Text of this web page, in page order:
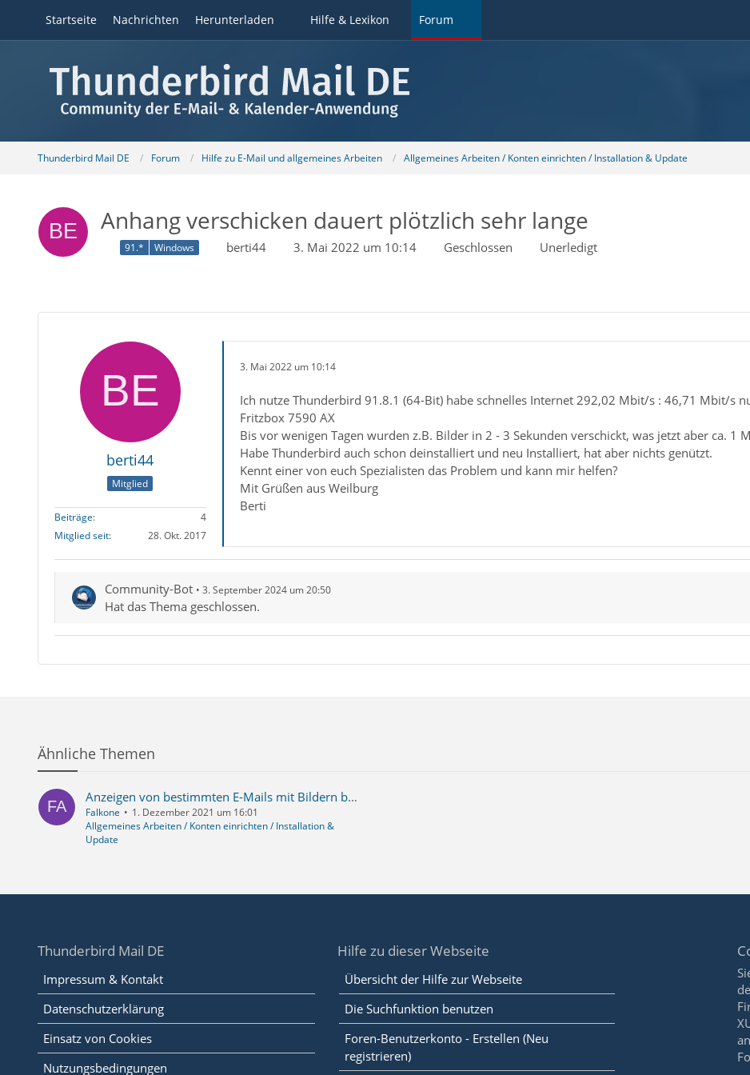
Startseite Nachrichten Herunterladen Hilfe & Lexikon Forum
Thunderbird Mail DE Forum Hilfe zu E-Mail und allgemeines Arbeiten Allgemeines Arbeiten / Konten einrichten / Installation & Update
Anhang verschicken dauert plötzlich sehr lange
91.* Windows berti44 3. Mai 2022 um 10:14 Geschlossen Unerledigt
berti44
Mitglied
Beiträge
4
Mitglied seit
28. Okt. 2017
3. Mai 2022 um 10:14
Ich nutze Thunderbird 91.8.1 (64-Bit) habe schnelles Internet 292,02 Mbit/s : 46,71 Mbit/s
Fritzbox 7590 AX
Bis vor wenigen Tagen wurden z.B. Bilder in 2 - 3 Sekunden verschickt, was jetzt aber ca. 1
Habe Thunderbird auch schon deinstalliert und neu Installiert, hat aber nichts genützt.
Kennt einer von euch Spezialisten das Problem und kann mir helfen?
Mit Grüßen aus Weilburg
Berti
Community-Bot 3. September 2024 um 20:50
Hat das Thema geschlossen.
Ähnliche Themen
Anzeigen von bestimmten E-Mails mit Bildern bzw. Bild-Attachments dauert teilweise 15 Minuten
Falkone
1. Dezember 2021 um 16:01
Allgemeines Arbeiten / Konten einrichten / Installation &
Update
Thunderbird Mail DE
Impressum & Kontakt
Datenschutzerklärung
Einsatz von Cookies
Nutzungsbedingungen
Hilfe zu dieser Webseite
Übersicht der Hilfe zur Webseite
Die Suchfunktion benutzen
Foren-Benutzerkonto - Erstellen (Neu
registrieren)